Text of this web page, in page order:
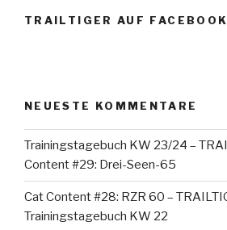
TRAILTIGER AUF FACEBOOK
NEUESTE KOMMENTARE
Trainingstagebuch KW 23/24 –
Content #29: Drei-Seen-65
Cat Content #28: RZR 60 –
Trainingstagebuch KW 22